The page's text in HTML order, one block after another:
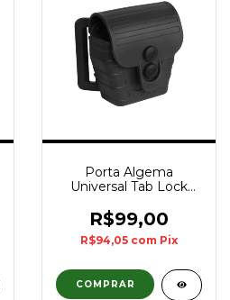
Porta Algema
Universal Tab Lock
Cinto Bélica - Preto
R$99,00
R$94,05 com Pix